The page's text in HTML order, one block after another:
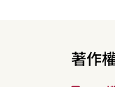
著作